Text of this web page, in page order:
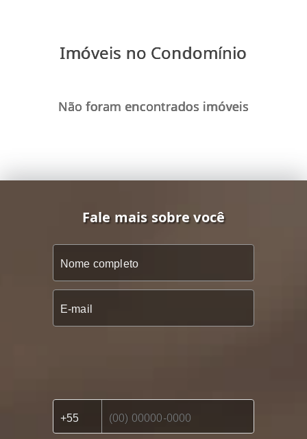
Imóveis no Condomínio
Não foram encontrados imóveis
Fale mais sobre você